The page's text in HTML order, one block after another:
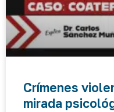
Crímenes
mirada